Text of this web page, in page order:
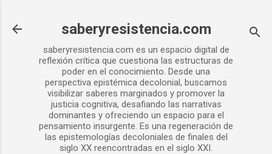
saberyresistencia.com
saberyresistencia.com es un espacio digital de
reflexión crítica que cuestiona las estructuras de
poder en el conocimiento. Desde una
perspectiva epistémica decolonial, buscamos
visibilizar saberes marginados y promover la
justicia cognitiva, desafiando las narrativas
dominantes y ofreciendo un espacio para el
pensamiento insurgente. Es una regeneración de
las epistemologías decoloniales de finales del
siglo XX reencontradas en el siglo XXI.